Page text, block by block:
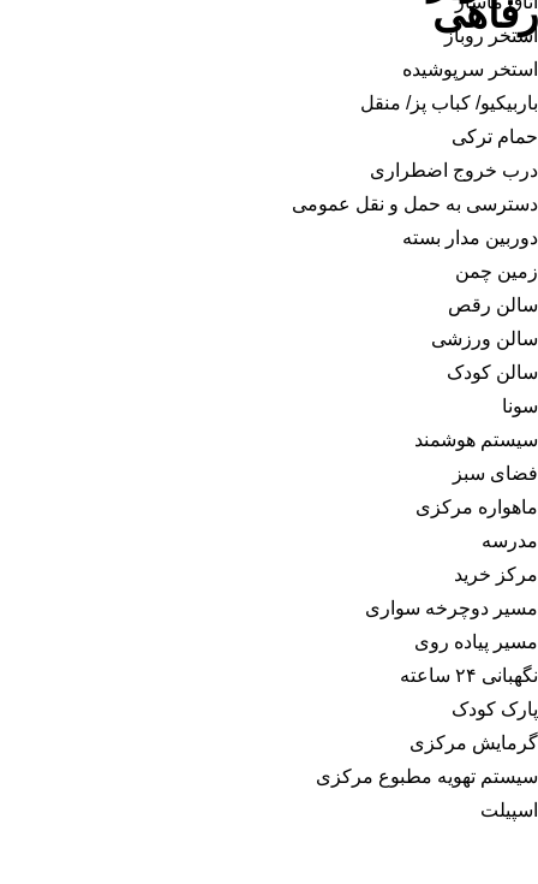
رفاهی
استخر روباز
استخر سرپوشیده
باربیکیو/ کباب پز/ منقل
حمام ترکی
درب خروج اضطراری
دسترسی به حمل و نقل عمومی
دوربین مدار بسته
زمین چمن
سالن رقص
سالن ورزشی
سالن کودک
سونا
سیستم هوشمند
فضای سبز
ماهواره مرکزی
مدرسه
مرکز خرید
مسیر دوچرخه سواری
مسیر پیاده روی
نگهبانی ۲۴ ساعته
پارک کودک
گرمایش مرکزی
سیستم تهویه مطبوع مرکزی
اسپیلت